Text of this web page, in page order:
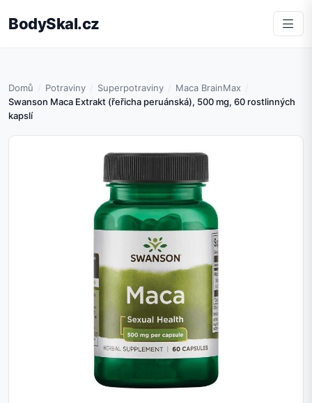
BodySkal.cz
Domů Potraviny Superpotraviny
Maca BrainMax
Swanson Maca Extrakt (řeřicha peruánská), 500 mg, 60 rostlinných
kapslí